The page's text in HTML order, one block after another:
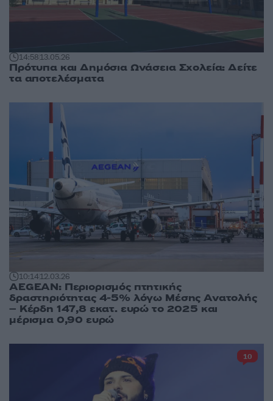
14:5813.05.26
Πρότυπα και Δημόσια Ωνάσεια Σχολεία: Δείτε
τα αποτελέσματα
10:1412.03.26
AEGEAN: Περιορισμός πτητικής
δραστηριότητας 4-5% λόγω Μέσης Ανατολής
– Κέρδη 147,8 εκατ. ευρώ το 2025 και
μέρισμα 0,90 ευρώ
10